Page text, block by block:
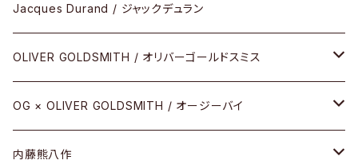
アパレル
その他
SHINBARI（CRAFTSMAN EDITION）
URUSHI（CRAFTSMAN EDITION）
REVIVAL EDITION
HEAVY EDITION
リサーチシリーズ
サブリメイションシリーズ
Jacques Durand / ジャックデュラン
OLIVER GOLDSMITH / オリバーゴールドスミス
メタル
セル
OG × OLIVER GOLDSMITH / オージーバイ
メタル
内藤熊八作